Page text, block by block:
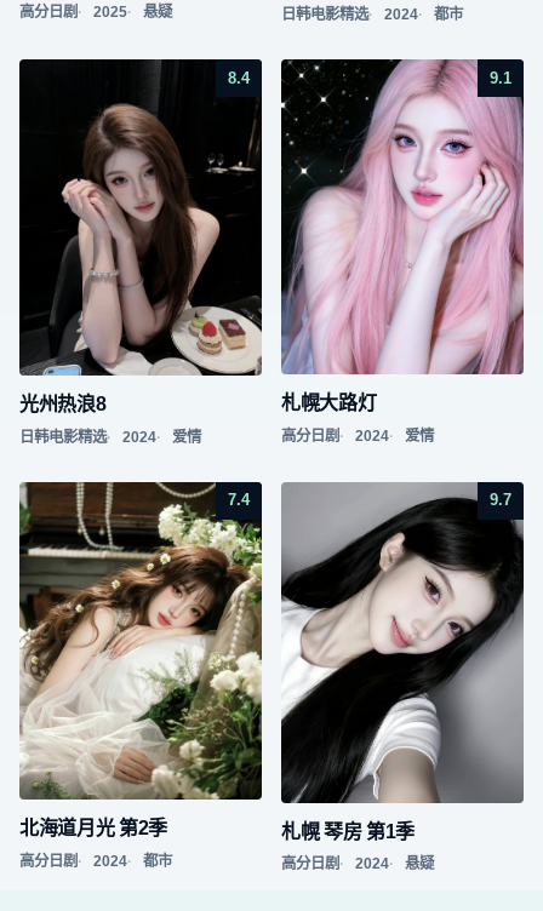
高分日剧 2025 悬疑 日韩电影精选 2024 都市
8.4
光州热浪8
日韩电影精选 2024 爱情
9.1
札幌大路灯
高分日剧 2024 爱情
7.4
北海道月光 第2季
高分日剧 2024 都市
9.7
札幌 琴房 第1季
高分日剧 2024 悬疑